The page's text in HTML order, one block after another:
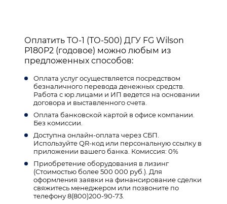
Оплатить ТО-1 (ТО-500) ДГУ FG Wilson
P180P2 (годовое) можно любым из
предложенных способов:
Оплата услуг осуществляется посредством
безналичного перевода денежных средств.
Работа с юр.лицами и ИП ведется на основании
договора и выставленного счета.
Оплата банковской картой в офисе компании.
Без комиссии.
Доступна онлайн-оплата через СБП.
Используйте QR-код или персональную ссылку в
приложении вашего банка. Комиссия: 0%
Приобретение оборудования в лизинг
(Стоимостью более 500 000 руб.). Для
оформления заявки на финансирование сделки
свяжитесь менеджером или позвоните по
телефону 8(800)200-90-73.